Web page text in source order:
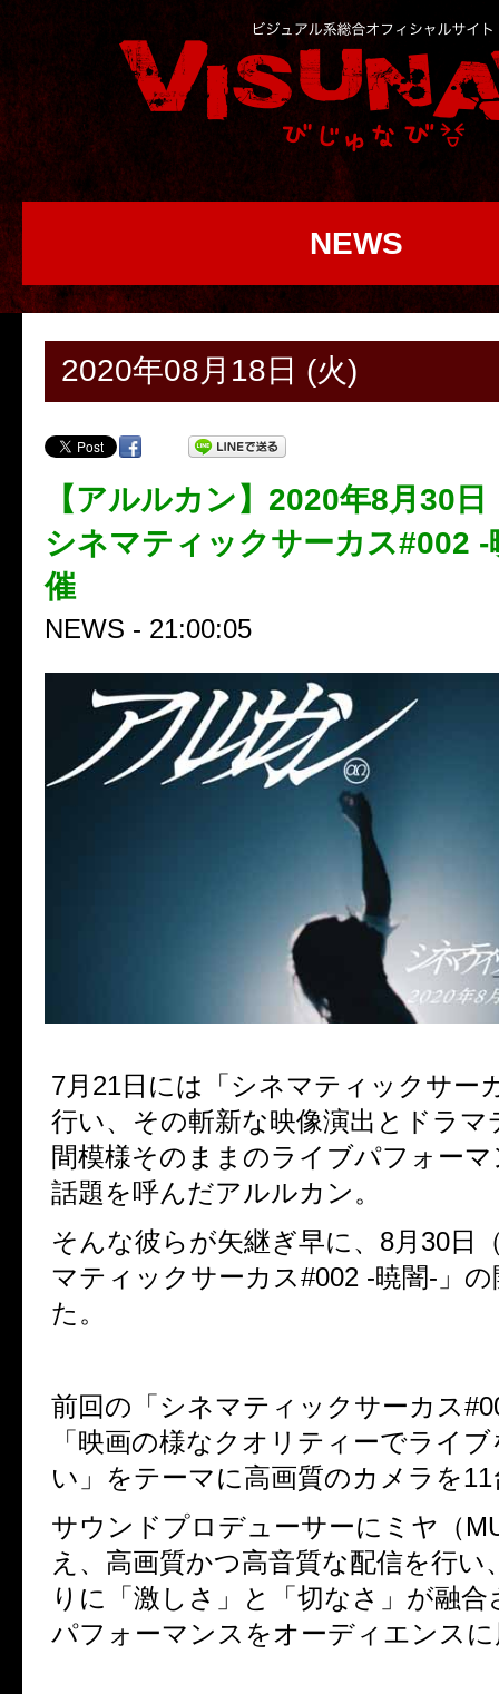
NEWS
2020年08月18日 (火)
【アルルカン】2020年8月30日
シネマティックサーカス#002 -
催
NEWS - 21:00:05
7月21日には「シネマティックサー
行い、その斬新な映像演出とドラマ
間模様そのままのライブパフォー
話題を呼んだアルルカン。
そんな彼らが矢継ぎ早に、8月30日
マティックサーカス#002 -暁闇-」
た。
前回の「シネマティックサーカス
「映画の様なクオリティーでライ
い」をテーマに高画質のカメラを11
サウンドプロデューサーにミヤ（
え、高画質かつ高音質な配信を行い
りに「激しさ」と「切なさ」が融
パフォーマンスをオーディエンス